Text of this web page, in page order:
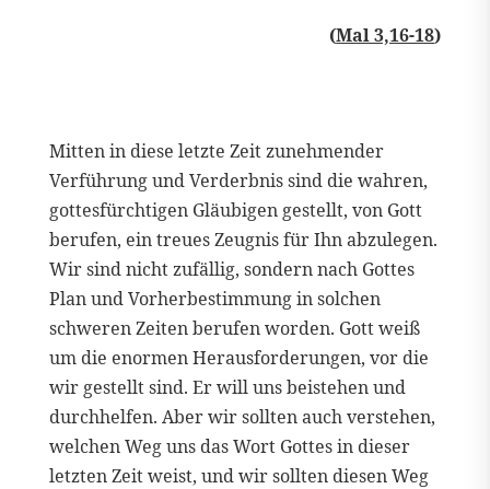
(Mal 3,16-18)
Mitten in diese letzte Zeit zunehmender
Verführung und Verderbnis sind die wahren,
gottesfürchtigen Gläubigen gestellt, von Gott
berufen, ein treues Zeugnis für Ihn abzulegen.
Wir sind nicht zufällig, sondern nach Gottes
Plan und Vorherbestimmung in solchen
schweren Zeiten berufen worden. Gott weiß
um die enormen Herausforderungen, vor die
wir gestellt sind. Er will uns beistehen und
durchhelfen. Aber wir sollten auch verstehen,
welchen Weg uns das Wort Gottes in dieser
letzten Zeit weist, und wir sollten diesen Weg